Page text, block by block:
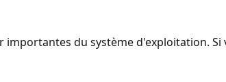
du système d'exploitation.